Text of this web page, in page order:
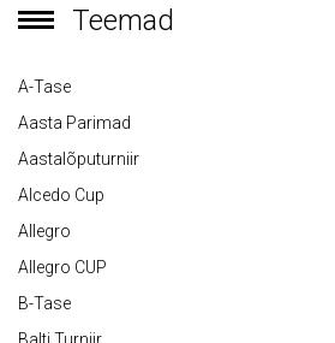
Teemad
A-Tase
Aasta Parimad
Aastalõputurniir
Alcedo Cup
Allegro
Allegro CUP
B-Tase
Balti Turniir